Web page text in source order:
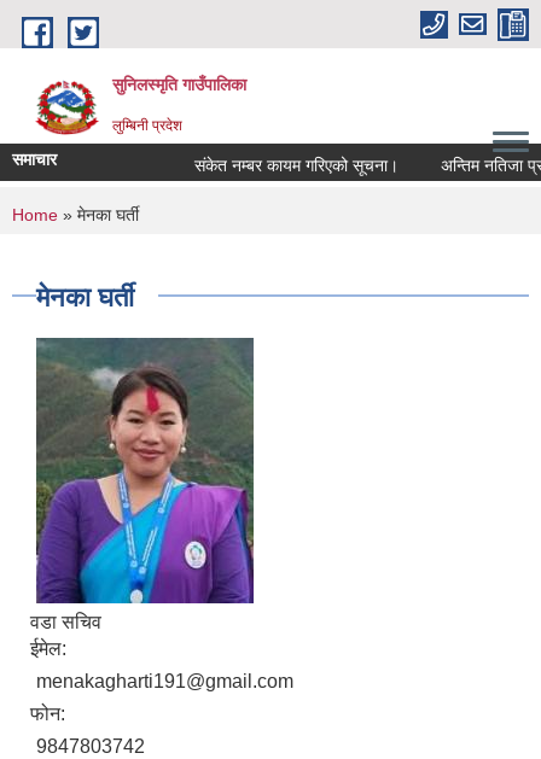
Skip to main content
सुनिलस्मृति गाउँपालिका
लुम्बिनी प्रदेश
समाचार संकेत नम्बर कायम गरिएको सूचना। अन्तिम नतिजा
You are here
Home » मेनका घर्ती
मेनका घर्ती
वडा सचिव
ईमेल:
menakagharti191@gmail.com
फोन:
9847803742